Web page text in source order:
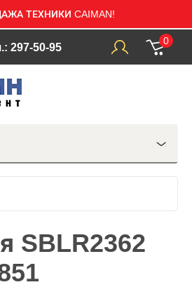
ТЕХНИКИ CAIMAN!
297-50-95
0
SBLR2362